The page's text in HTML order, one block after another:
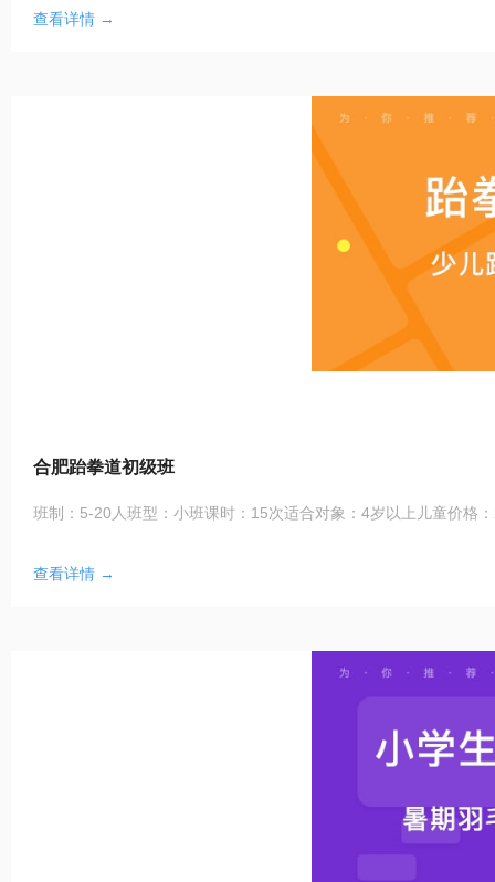
查看详情 →
合肥跆拳道初级班
班制：5-20人班型：小班课时：15次适合对象：4岁以上儿童价格
查看详情 →